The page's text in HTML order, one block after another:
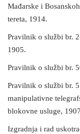
Mađarske i
tereta, 1914.
Pravilnik o službi br.
1905.
Pravilnik o službi br.
Pravilnik o službi br.
manipulativne
blokovne usluge,
Izgradnja i rad